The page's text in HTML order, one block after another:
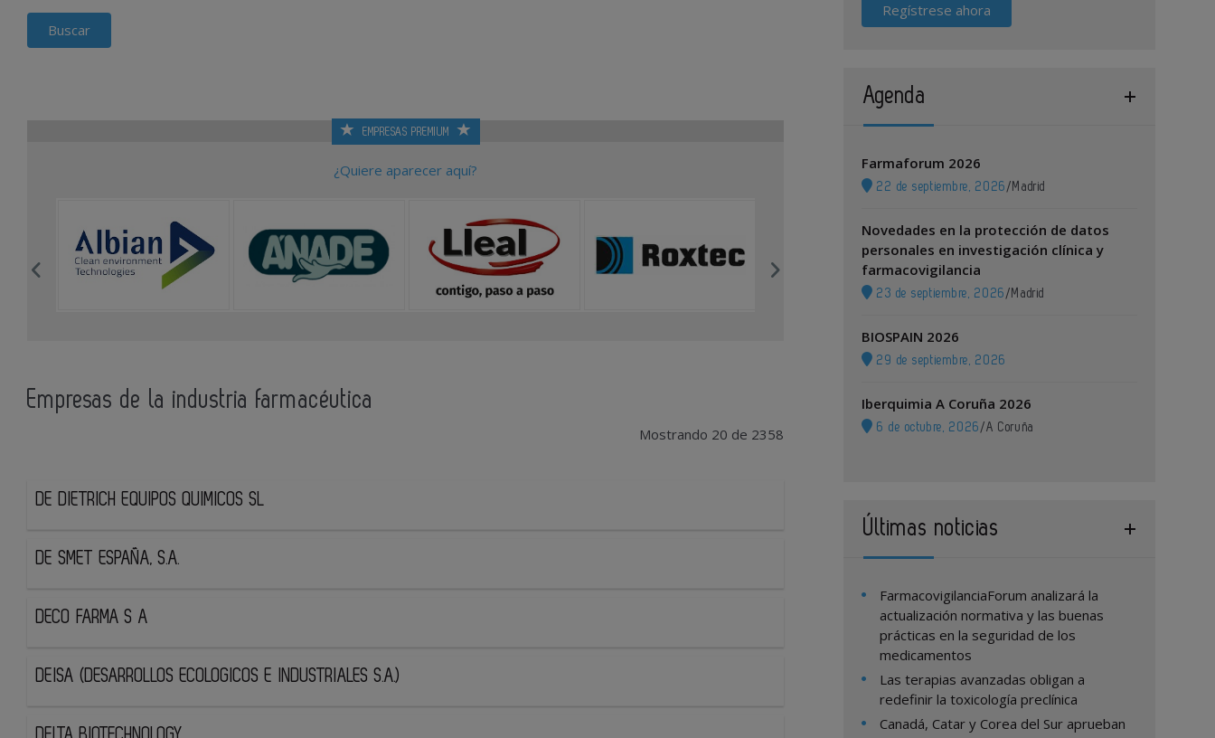
EMPRESAS PREMIUM
¿Quiere aparecer aquí?
Empresas de la industria farmacéutica
Mostrando 20 de 2358
DE DIETRICH EQUIPOS QUIMICOS SL
DE SMET ESPAÑA, S.A.
DECO FARMA S A
DEISA (DESARROLLOS ECOLOGICOS E INDUSTRIALES S.A.)
Regístrese ahora
Agenda
Farmaforum 2026
22 de septiembre, 2026 / Madrid
Novedades en la protección de datos
personales en investigación clínica y
farmacovigilancia
23 de septiembre, 2026 / Madrid
BIOSPAIN 2026
29 de septiembre, 2026
Iberquimia A Coruña 2026
6 de octubre, 2026 /A Coruña
Últimas noticias
FarmacovigilanciaForum analizará la
actualización normativa y las buenas
prácticas en la seguridad de los
medicamentos
Las terapias avanzadas obligan a
redefinir la toxicología preclínica
Canadá, Catar y Corea del Sur aprueban